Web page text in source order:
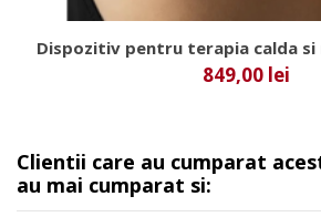
Dispozitiv pentru terapia calda si
849,00 lei
Clientii care au cumparat
au mai cumparat si: